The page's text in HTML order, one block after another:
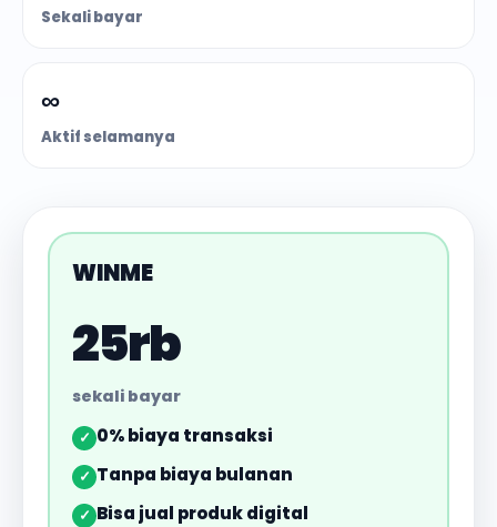
Sekali bayar
∞
Aktif selamanya
WINME
25rb
sekali bayar
✓ 0% biaya transaksi
✓ Tanpa biaya bulanan
✓ Bisa jual produk digital